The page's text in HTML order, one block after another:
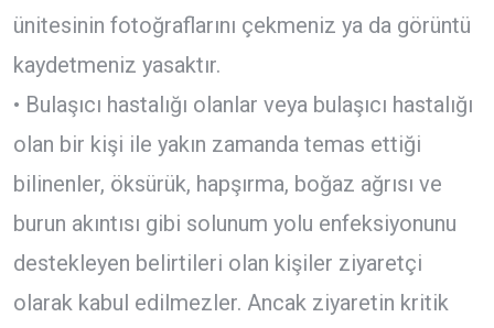
ünitesinin fotoğraflarını çekmeniz ya da görüntü
kaydetmeniz yasaktır.
• Bulaşıcı hastalığı olanlar veya bulaşıcı hastalığı
olan bir kişi ile yakın zamanda temas ettiği
bilinenler, öksürük, hapşırma, boğaz ağrısı ve
burun akıntısı gibi solunum yolu enfeksiyonunu
destekleyen belirtileri olan kişiler ziyaretçi
olarak kabul edilmezler. Ancak ziyaretin kritik